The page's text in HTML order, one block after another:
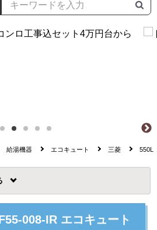
給湯機器 エコキュート 三菱 550L
008-IR エコキュート